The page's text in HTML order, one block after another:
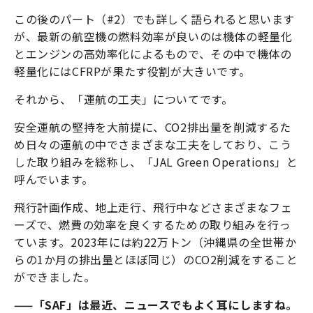
この後のパート（#2）でも詳しく語られると思います
が、最新の航空機の燃料効率が良いのは機体の軽量化
とエンジンの高効率化によるもので、その中で機体の
軽量化にはCFRPが果たす役割が大きいです。
それから、「運航の工夫」についてです。
安全運航の堅持を大前提に、CO2排出量を削減するた
め日々の運航の中でさまざまな工夫をしており、こう
した取り組みを総称し、「JAL Green Operations」と
呼んでいます。
飛行計画作成、地上走行、飛行中などさまざまなフェ
ーズで、燃費の効率を良くするための取り組みを行っ
ています。2023年には約22万トン（沖縄県の全世帯か
らの1か月の排出量とほぼ同じ）のCO2削減をすること
ができました。
——「SAF」は最近、ニュースでもよく耳にしますね。